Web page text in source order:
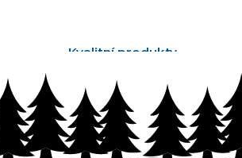
Kvalitní produkty